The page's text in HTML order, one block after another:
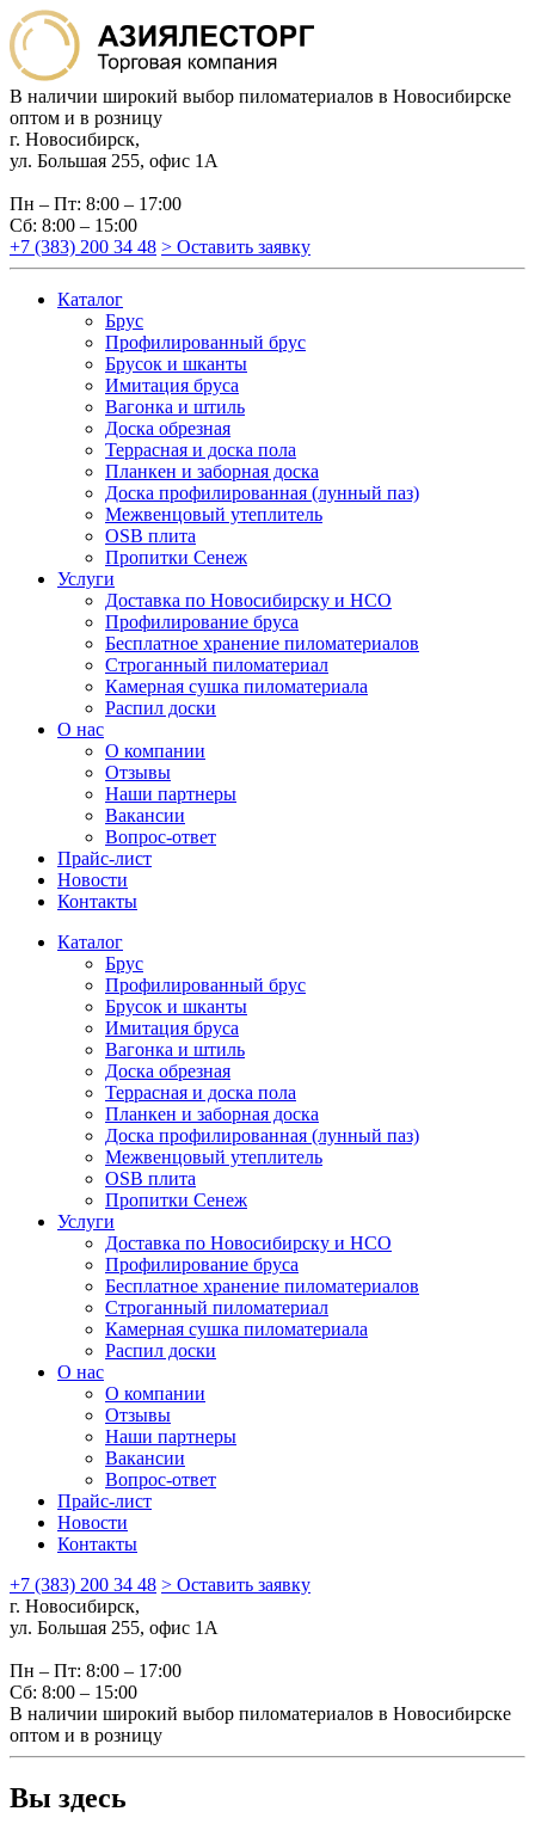
В наличии широкий выбор пиломатериалов в Новосибирске
оптом и в розницу
г. Новосибирск,
ул. Большая 255, офис 1А
Пн – Пт: 8:00 – 17:00
Сб: 8:00 – 15:00
+7 (383) 200 34 48 > Оставить заявку
Каталог
Брус
Профилированный брус
Брусок и шканты
Имитация бруса
Вагонка и штиль
Доска обрезная
Террасная и доска пола
Планкен и заборная доска
Доска профилированная (лунный паз)
Межвенцовый утеплитель
OSB плита
Пропитки Сенеж
Услуги
Доставка по Новосибирску и НСО
Профилирование бруса
Бесплатное хранение пиломатериалов
Строганный пиломатериал
Камерная сушка пиломатериала
Распил доски
О нас
О компании
Отзывы
Наши партнеры
Вакансии
Вопрос-ответ
Прайс-лист
Новости
Контакты
Каталог
Брус
Профилированный брус
Брусок и шканты
Имитация бруса
Вагонка и штиль
Доска обрезная
Террасная и доска пола
Планкен и заборная доска
Доска профилированная (лунный паз)
Межвенцовый утеплитель
OSB плита
Пропитки Сенеж
Услуги
Доставка по Новосибирску и НСО
Профилирование бруса
Бесплатное хранение пиломатериалов
Строганный пиломатериал
Камерная сушка пиломатериала
Распил доски
О нас
О компании
Отзывы
Наши партнеры
Вакансии
Вопрос-ответ
Прайс-лист
Новости
Контакты
+7 (383) 200 34 48 > Оставить заявку
г. Новосибирск,
ул. Большая 255, офис 1А
Пн – Пт: 8:00 – 17:00
Сб: 8:00 – 15:00
В наличии широкий выбор пиломатериалов в Новосибирске
оптом и в розницу
Вы здесь